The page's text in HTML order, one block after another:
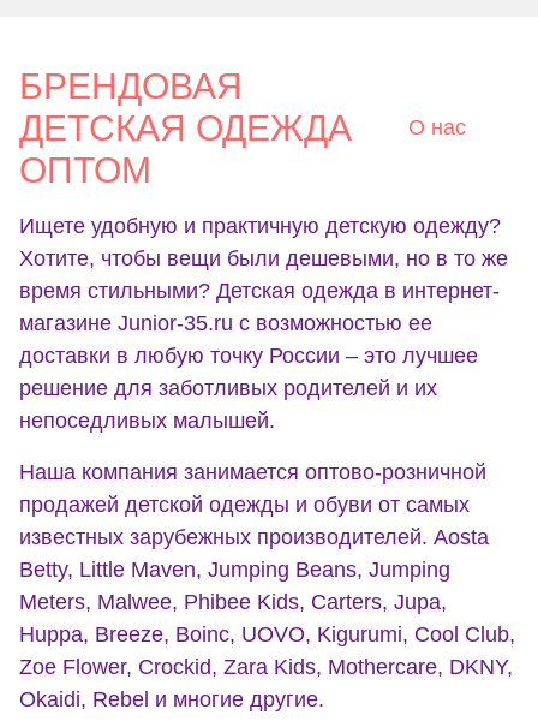
БРЕНДОВАЯ
ДЕТСКАЯ ОДЕЖДА
ОПТОМ
О нас
Ищете удобную и практичную детскую одежду?
Хотите, чтобы вещи были дешевыми, но в то же
время стильными? Детская одежда в интернет-
магазине Junior-35.ru с возможностью ее
доставки в любую точку России – это лучшее
решение для заботливых родителей и их
непоседливых малышей.
Наша компания занимается оптово-розничной
продажей детской одежды и обуви от самых
известных зарубежных производителей. Aosta
Betty, Little Maven, Jumping Beans, Jumping
Meters, Malwee, Phibee Kids, Carters, Jupa,
Huppa, Breeze, Boinc, UOVO, Kigurumi, Cool Club,
Zoe Flower, Crockid, Zara Kids, Mothercare, DKNY,
Okaidi, Rebel и многие другие.